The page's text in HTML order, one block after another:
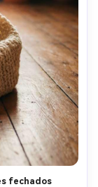
fechados